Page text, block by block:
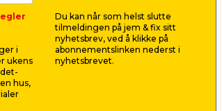
t/Rack system
systemet for montering
Dybde på 27 cm.
37 cm
Til Rack-
i
ukens
hus,
Du kan når som helst slutte
tilmeldingen på jem & fix sitt
nyhetsbrev, ved å klikke på
abonnementslinken nederst i
nyhetsbrevet.